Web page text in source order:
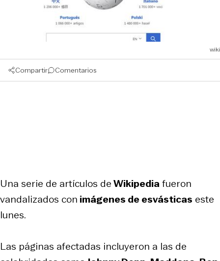
wiki
Compartir Comentarios
Una serie de artículos deWikipediafueron
vandalizados con imágenes de esvásticas este
lunes.
Las páginas afectadas incluyeron a las de